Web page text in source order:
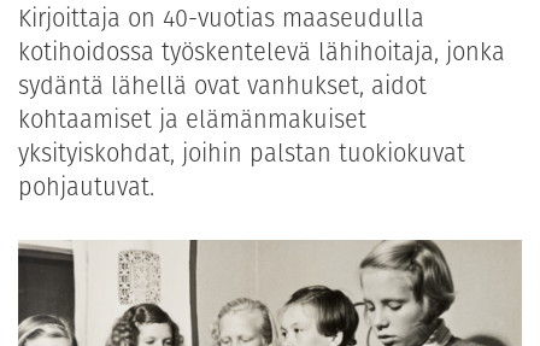
Kirjoittaja on 40-vuotias maaseudulla
kotihoidossa työskentelevä lähihoitaja, jonka
sydäntä lähellä ovat vanhukset, aidot
kohtaamiset ja elämänmakuiset
yksityiskohdat, joihin palstan tuokiokuvat
pohjautuvat.